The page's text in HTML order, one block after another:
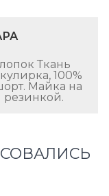
Ткань
100%
Майка на
резинкой.